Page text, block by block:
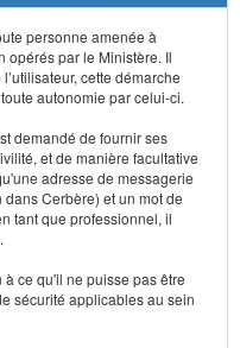
personne amenée à
opérés par le Ministère. Il
cette démarche
autonomie par celui-ci.
demandé de fournir ses
et de manière facultative
adresse de messagerie
Cerbère) et un mot de
tant que professionnel, il
ce qu'il ne puisse pas être
sécurité applicables au sein